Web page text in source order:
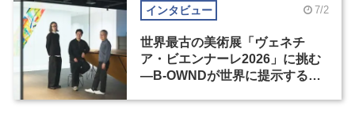
インタビュー 7/2
世界最古の美術展「ヴェネチ
ア・ビエンナーレ2026」に挑む
―B-OWNDが世界に提示する美